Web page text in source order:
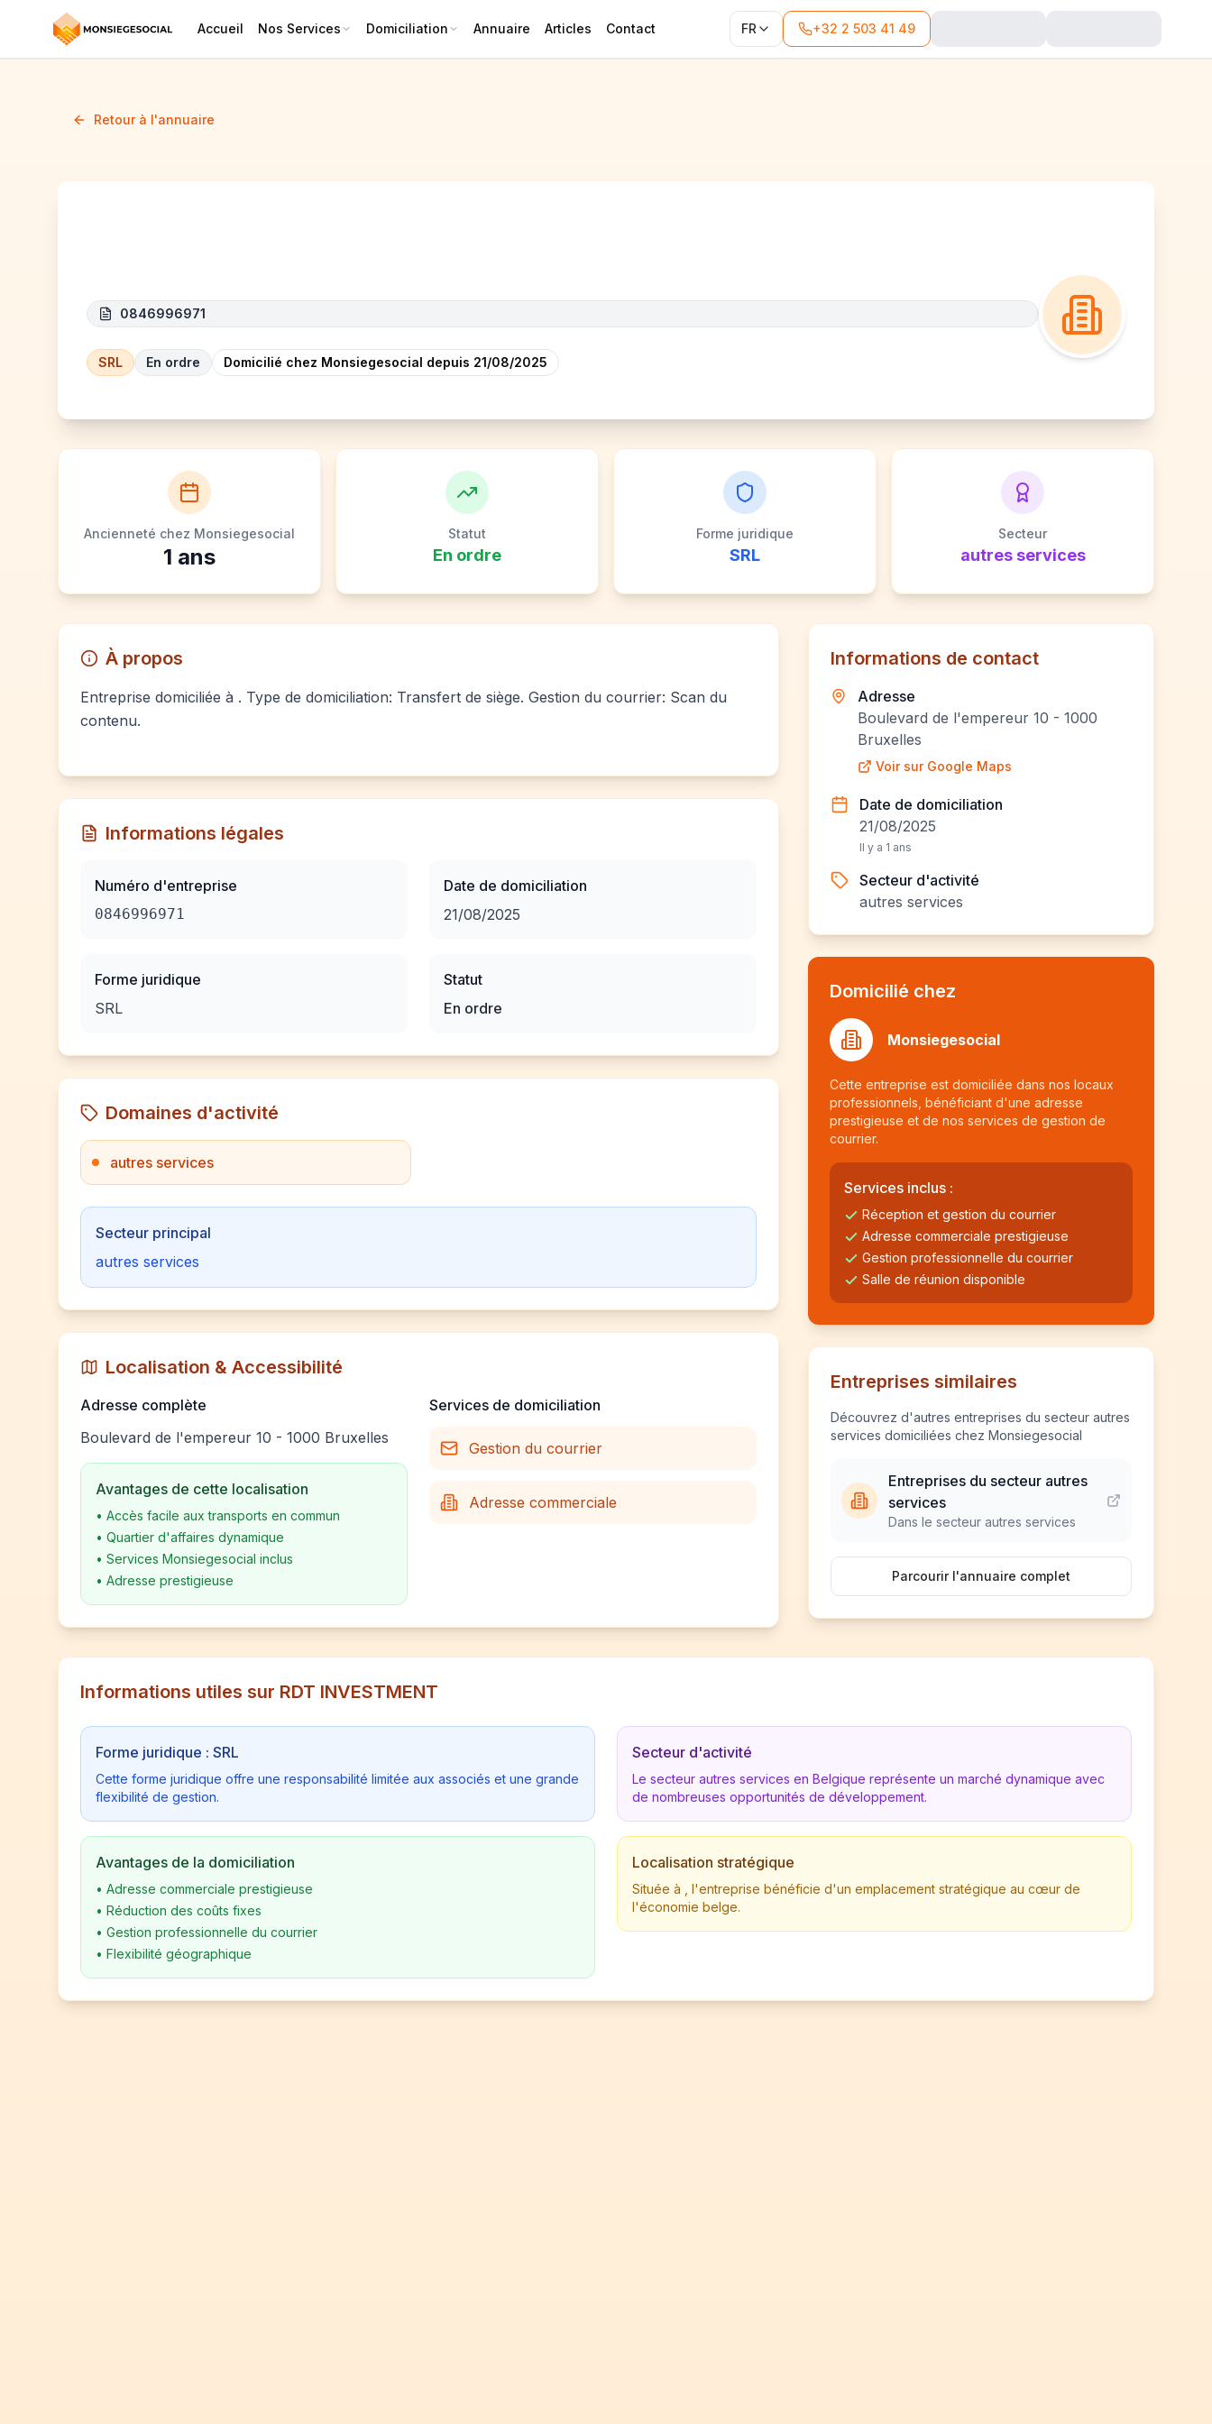
Accueil Nos Services Domiciliation Annuaire Articles Contact FR +32 2 503 41 49
Retour à l'annuaire
0846996971
SRL En ordre Domicilié chez Monsiegesocial depuis 21/08/2025
Ancienneté chez Monsiegesocial
1 ans
Statut
En ordre
Forme juridique
SRL
Secteur
autres services
À propos
Entreprise domiciliée à . Type de domiciliation: Transfert de siège. Gestion du courrier: Scan du
contenu.
Informations légales
Numéro d'entreprise
0846996971
Forme juridique
SRL
Date de domiciliation
21/08/2025
Statut
En ordre
Domaines d'activité
autres services
Secteur principal
autres services
Localisation & Accessibilité
Adresse complète
Boulevard de l'empereur 10 - 1000 Bruxelles
Avantages de cette localisation
• Accès facile aux transports en commun
• Quartier d'affaires dynamique
• Services Monsiegesocial inclus
• Adresse prestigieuse
Services de domiciliation
Gestion du courrier
Adresse commerciale
Informations de contact
Adresse
Boulevard de l'empereur 10 - 1000
Bruxelles
Voir sur Google Maps
Date de domiciliation
21/08/2025
Il y a 1 ans
Secteur d'activité
autres services
Domicilié chez
Monsiegesocial
Cette entreprise est domiciliée dans nos locaux
professionnels, bénéficiant d'une adresse
prestigieuse et de nos services de gestion de
courrier.
Services inclus :
Réception et gestion du courrier
Adresse commerciale prestigieuse
Gestion professionnelle du courrier
Salle de réunion disponible
Entreprises similaires
Découvrez d'autres entreprises du secteur autres
services domiciliées chez Monsiegesocial
Entreprises du secteur autres
services
Dans le secteur autres services
Parcourir l'annuaire complet
Informations utiles sur RDT INVESTMENT
Forme juridique : SRL
Cette forme juridique offre une responsabilité limitée aux associés et une grande
flexibilité de gestion.
Avantages de la domiciliation
• Adresse commerciale prestigieuse
• Réduction des coûts fixes
• Gestion professionnelle du courrier
• Flexibilité géographique
Secteur d'activité
Le secteur autres services en Belgique représente un marché dynamique avec
de nombreuses opportunités de développement.
Localisation stratégique
Située à , l'entreprise bénéficie d'un emplacement stratégique au cœur de
l'économie belge.